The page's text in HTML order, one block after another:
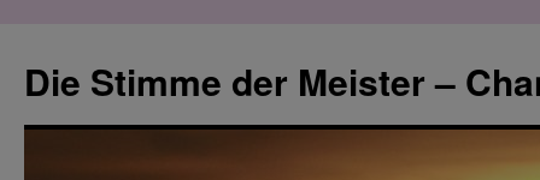
springen
Die Stimme der Meister –